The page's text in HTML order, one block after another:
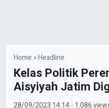
Home »Headline
Kelas Politik
Aisyiyah Jatim
28/09/2023 14:14- 1.086